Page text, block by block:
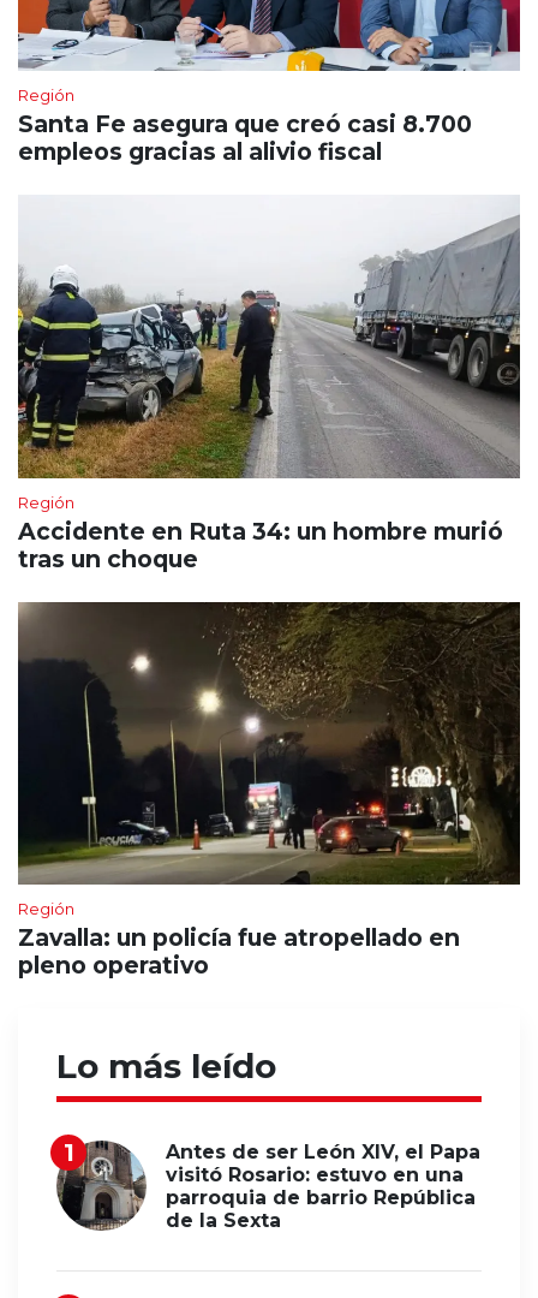
Región
Santa Fe asegura que creó casi 8.700
empleos gracias al alivio fiscal
Región
Accidente en Ruta 34: un hombre murió
tras un choque
Región
Zavalla: un policía fue atropellado en
pleno operativo
Lo más leído
Antes de ser León XIV, el Papa
visitó Rosario: estuvo en una
parroquia de barrio República
de la Sexta